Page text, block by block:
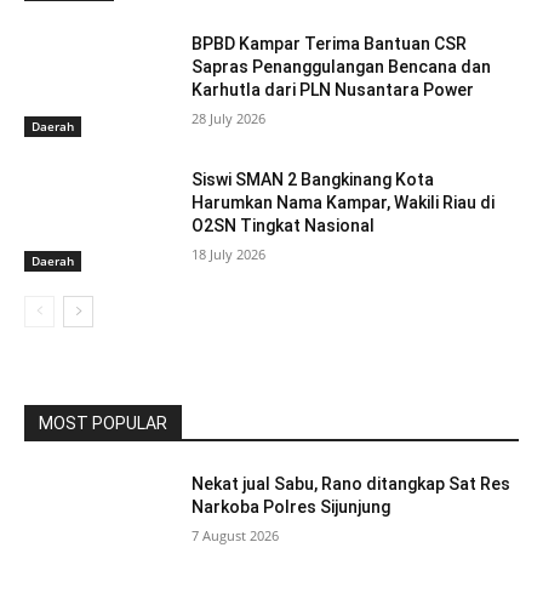
Daerah
BPBD Kampar Terima Bantuan CSR
Sapras Penanggulangan Bencana dan
Karhutla dari PLN Nusantara Power
28 July 2026
Daerah
Siswi SMAN 2 Bangkinang Kota
Harumkan Nama Kampar, Wakili Riau di
O2SN Tingkat Nasional
18 July 2026
MOST POPULAR
Nekat jual Sabu, Rano ditangkap Sat Res
Narkoba Polres Sijunjung
7 August 2026